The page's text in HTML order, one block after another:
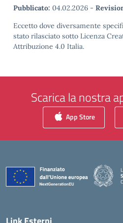
Pubblicato: 04.02.2026 -
Eccetto dove diversamente
stato rilasciato sotto Licenza
Attribuzione 4.0 Italia.
Scarica la nostra
App Store